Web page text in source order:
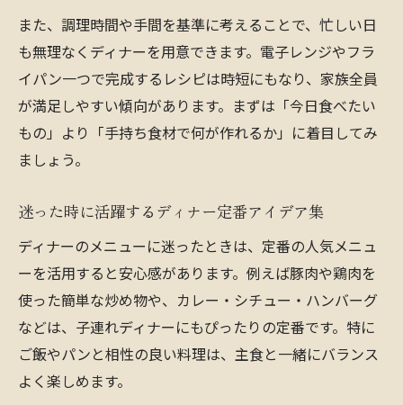
人気のディナー定番メニューを手軽に実現
毎日続けやすい簡単ディナー献立提案
家族が喜ぶディナーレシピの選び方
家族向けディナーメニュー選びのコツと基
子どもも大人も満足するディナーの工夫
苦手食材を克服できるディナーメニュー案
家族の好みを反映したディナーレシピ提案
忙しい日にぴったりな夕食アイデア集
忙しい夜も簡単に作れるディナーメニュー
時短で完成するディナーの工夫とヒント
また、調理時間や手間を基準に考えることで、忙しい日
も無理なくディナーを用意できます。電子レンジやフラ
イパン一つで完成するレシピは時短にもなり、家族全員
が満足しやすい傾向があります。まずは「今日食べたい
もの」より「手持ち食材で何が作れるか」に着目してみ
ましょう。
迷った時に活躍するディナー定番アイデア集
ディナーのメニューに迷ったときは、定番の人気メニュ
ーを活用すると安心感があります。例えば豚肉や鶏肉を
使った簡単な炒め物や、カレー・シチュー・ハンバーグ
などは、子連れディナーにもぴったりの定番です。特に
ご飯やパンと相性の良い料理は、主食と一緒にバランス
よく楽しめます。